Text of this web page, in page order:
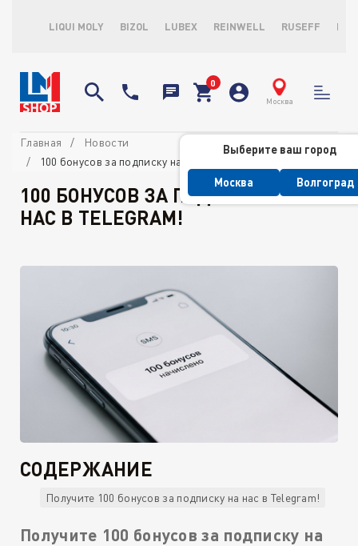
LIQUI MOLY BIZOL LUBEX REINWELL RUSEFF
Москва
Выберите ваш город
Москва Волгоград
Главная
Новости
100 бонусов за подписку на нас в Telegram!
100 БОНУСОВ ЗА ПОДПИСКУ НА
НАС В TELEGRAM!
СОДЕРЖАНИЕ
Получите 100 бонусов за подписку на нас в Telegram!
Получите 100 бонусов за подписку на